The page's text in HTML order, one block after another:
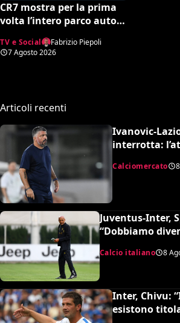
CR7 mostra per la prima
volta l’intero parco auto
esperti stimano il valore
complessivo ed è da urlo
TV e Social
Fabrizio Piepoli
7 Agosto 2026
Articoli recenti
Ivanovic-
interrotta:
Calciomercato
Juventus-Inter,
“Dobbiamo
Gregorio? Cose
capitare”
Calcio italiano 8
Inter, Chivu:
esistono